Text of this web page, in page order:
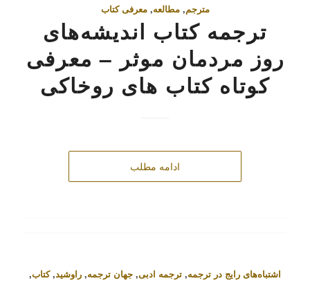
مترجم,مطالعه,معرفی کتاب
ترجمه کتاب اندیشه‌های
روز مردمان موثر – معرفی
کوتاه کتاب‌ های روخاکی
ادامه مطلب
اشتباه‌های رایج در ترجمه, ترجمه ادبی, جهان ترجمه, راوشید,کتاب,